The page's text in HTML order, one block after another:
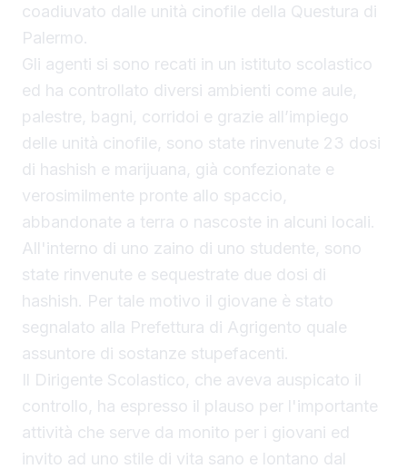
coadiuvato dalle unità cinofile della Questura di
Palermo.
Gli agenti si sono recati in un istituto scolastico
ed ha controllato diversi ambienti come aule,
palestre, bagni, corridoi e grazie all’impiego
delle unità cinofile, sono state rinvenute 23 dosi
di hashish e marijuana, già confezionate e
verosimilmente pronte allo spaccio,
abbandonate a terra o nascoste in alcuni locali.
All'interno di uno zaino di uno studente, sono
state rinvenute e sequestrate due dosi di
hashish. Per tale motivo il giovane è stato
segnalato alla Prefettura di Agrigento quale
assuntore di sostanze stupefacenti.
Il Dirigente Scolastico, che aveva auspicato il
controllo, ha espresso il plauso per l'importante
attività che serve da monito per i giovani ed
invito ad uno stile di vita sano e lontano dal